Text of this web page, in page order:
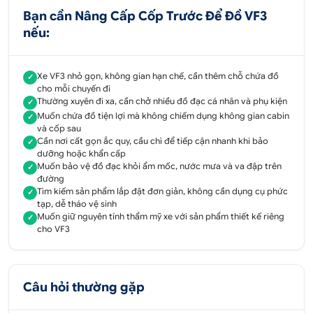
các vật dụng sửa chữa quan trọng trong
trường hợp khẩn cấp.
giản, không cần dụng cụ phức tạp, cho phép
tháo gỡ nhanh chóng khi cần vệ sinh
Sử dụng chất liệu ABS bền bỉ, chịu nhiệt tốt,
cốp để đồ đảm bảo độ bền vượt trội.
2. Lợi ích khi nâng cấp cốp để đồ VF3
Dựa trên những đặc điểm nổi bật của cốp để đồ
VF3, việc nâng cấp này mang lại nhiều lợi ích thiết
thực, tối ưu hóa trải nghiệm sử dụng xe:
vật dụng cần thiết như đồ cá nhân, dụng cụ sửa
Bạn cần Nâng Cấp Cốp Trước Để Đồ VF3
nếu:
✓ Xe VF3 nhỏ gọn, không gian hạn chế, cần thêm chỗ chứa đồ
cho mỗi chuyến đi
✓ Thường xuyên đi xa, cần chở nhiều đồ đạc cá nhân và phụ kiện
✓ Muốn chứa đồ tiện lợi mà không chiếm dụng không gian cabin
và cốp sau
✓ Cần nơi cất gọn ắc quy, cầu chì để tiếp cận nhanh khi bảo
dưỡng hoặc khẩn cấp
✓ Muốn bảo vệ đồ đạc khỏi ẩm mốc, nước mưa và va đập trên
đường
✓ Tìm kiếm sản phẩm lắp đặt đơn giản, không cần dụng cụ phức
tạp, dễ tháo vệ sinh
✓ Muốn giữ nguyên tính thẩm mỹ xe với sản phẩm thiết kế riêng
cho VF3
Câu hỏi thường gặp